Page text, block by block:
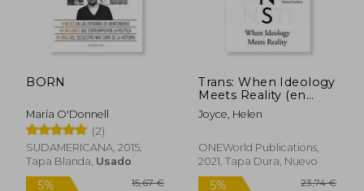
Rápido Rápido
BORN
María O'Donnell
(2)
SUDAMERICANA, 2015,
Tapa Blanda, Usado
Trans: When Ideology
Meets Reality (en
Inglés)
Joyce, Helen
ONEWorld Publications,
2021, Tapa Dura, Nuevo